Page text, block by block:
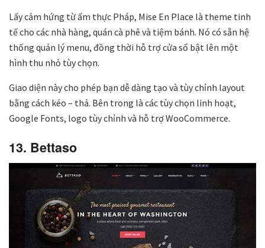
Lấy cảm hứng từ ẩm thực Pháp, Mise En Place là theme tinh
tế cho các nhà hàng, quán cà phê và tiệm bánh. Nó có sẵn hệ
thống quản lý menu, đồng thời hỗ trợ cửa sổ bật lên một
hình thu nhỏ tùy chọn.
Giao diện này cho phép bạn dễ dàng tạo và tùy chỉnh layout
bằng cách kéo – thả. Bên trong là các tùy chọn linh hoạt,
Google Fonts, logo tùy chỉnh và hỗ trợ WooCommerce.
13. Bettaso